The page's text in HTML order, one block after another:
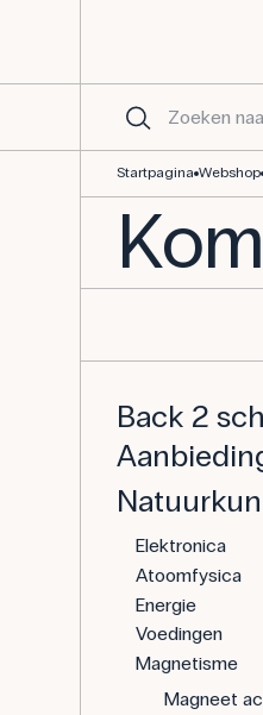
Startpagina Webshop
Back 2
Elektronica
Atoomfysica
Energie
Voedingen
Magnetisme
Magneet